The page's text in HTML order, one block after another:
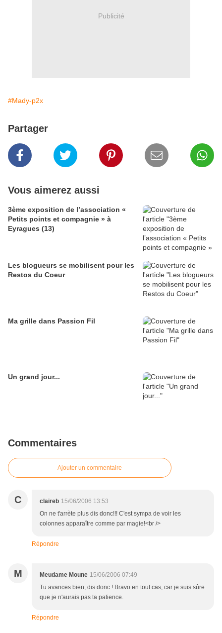
Publicité
#Mady-p2x
Partager
Vous aimerez aussi
3ème exposition de l’association «
Petits points et compagnie » à
Eyragues (13)
Les blogueurs se mobilisent pour les
Restos du Coeur
Ma grille dans Passion Fil
Un grand jour...
Commentaires
Ajouter un commentaire
C claireb 15/06/2006 13:53
On ne t'arrète plus dis donc!!! C'est sympa de voir les
colonnes apparaître comme par magie!<br />
Répondre
M Meudame Moune 15/06/2006 07:49
Tu avances bien, dis donc ! Bravo en tout cas, car je suis sûre
que je n'aurais pas ta patience.
Répondre